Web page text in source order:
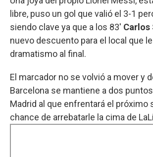
libre, puso un gol que valió el 3-1
siendo clave ya que a los 83' Carlos
nuevo descuento para el local que
dramatismo al final.
El marcador no se volvió a mover y
Barcelona se mantiene a dos
Madrid al que enfrentará el próximo
chance de arrebatarle la cima de